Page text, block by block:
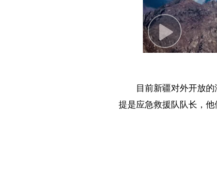
P
l
y
V
i
目前新疆对外开放
提是应急救援队队长，